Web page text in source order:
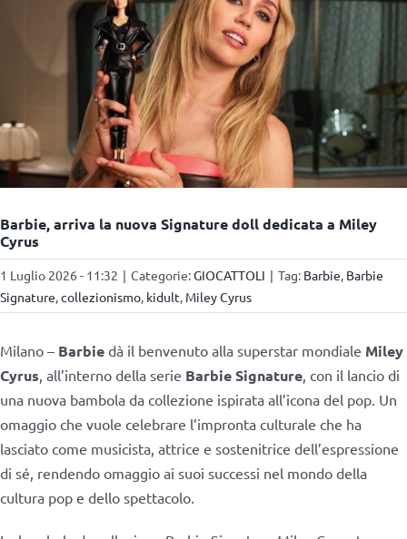
Barbie, arriva la nuova Signature doll dedicata a Miley
Cyrus
1 Luglio 2026 - 11:32 | Categorie:GIOCATTOLI | Tag: Barbie, Barbie
Signature,collezionismo, kidult, Miley Cyrus
Milano – Barbie dà il benvenuto alla superstar mondiale Miley
Cyrus, all’interno della serie Barbie Signature, con il lancio di
una nuova bambola da collezione ispirata all’icona del pop. Un
omaggio che vuole celebrare l’impronta culturale che ha
lasciato come musicista, attrice e sostenitrice dell’espressione
di sé, rendendo omaggio ai suoi successi nel mondo della
cultura pop e dello spettacolo.